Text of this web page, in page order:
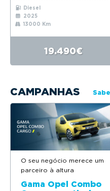
Diesel
2025
13000 Km
19.490€
CAMPANHAS
O seu negócio merece um
parceiro à altura
Gama Opel Combo